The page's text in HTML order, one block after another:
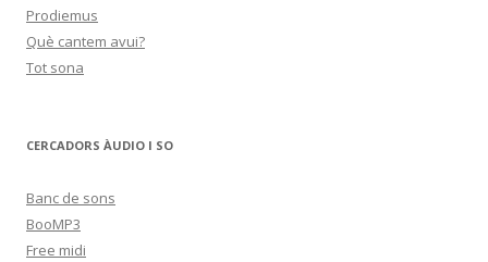
Prodiemus
Què cantem avui?
Tot sona
CERCADORS ÀUDIO I SO
Banc de sons
BooMP3
Free midi